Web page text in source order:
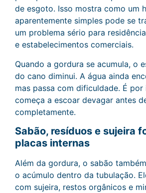
de esgoto. Isso mostra como um
aparentemente simples pode se
um problema sério para
e estabelecimentos comerciais.
Quando a gordura se acumula, o
do cano diminui. A água ainda
mas passa com dificuldade. É por
começa a escoar devagar antes
completamente.
Sabão, resíduos e sujeira
placas internas
Além da gordura, o sabão
o acúmulo dentro da tubulação.
com sujeira, restos orgânicos e